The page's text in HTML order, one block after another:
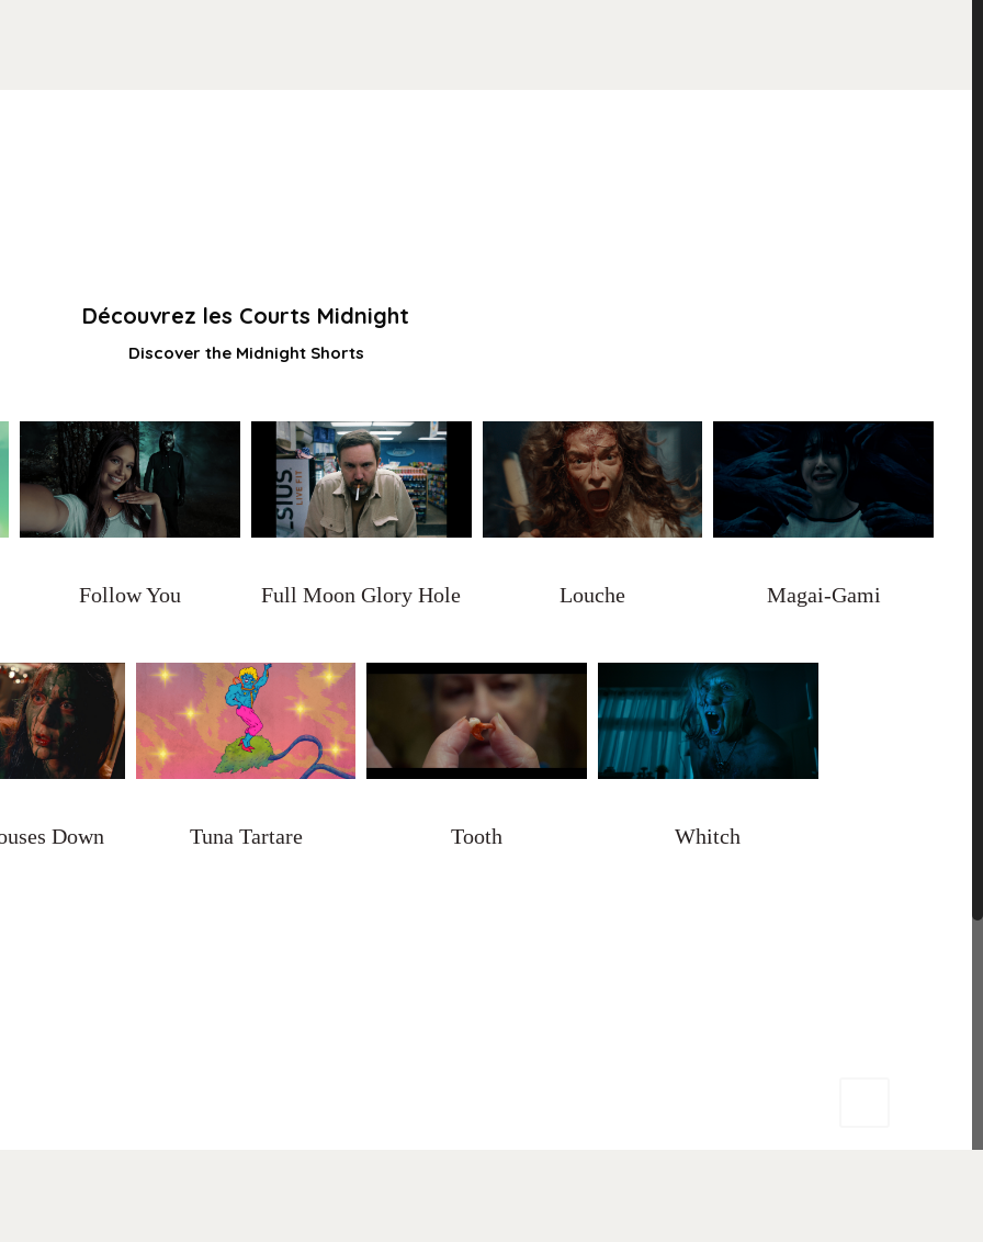
Découvrez les Courts Midnight
Discover the Midnight Shorts
Follow You Full Moon Glory Hole Louche Magai-Gami
Down Tuna Tartare Tooth Whitch